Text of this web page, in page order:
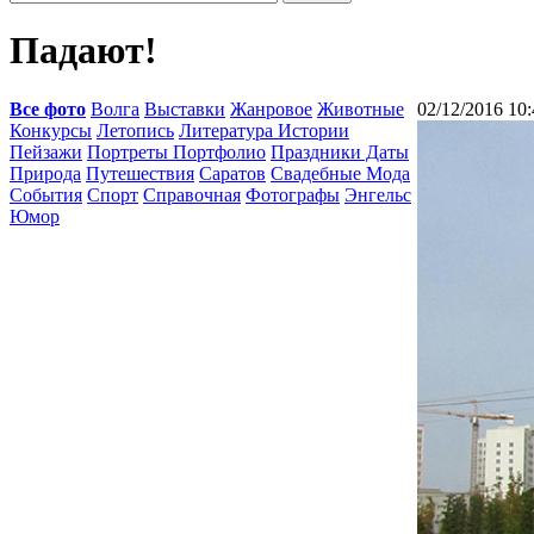
Падают!
Все фото Волга Выставки Жанровое Животные
Конкурсы Летопись Литература Истории
Пейзажи Портреты Портфолио Праздники Даты
Природа Путешествия Саратов Свадебные Мода
События Спорт Справочная Фотографы Энгельс
Юмор
02/12/2016